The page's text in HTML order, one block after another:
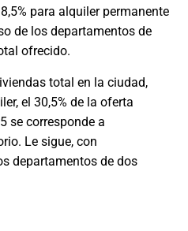
para alquiler permanente
de los departamentos de
ofrecido.
total en la ciudad,
el 30,5% de la oferta
se corresponde a
Le sigue, con
departamentos de dos